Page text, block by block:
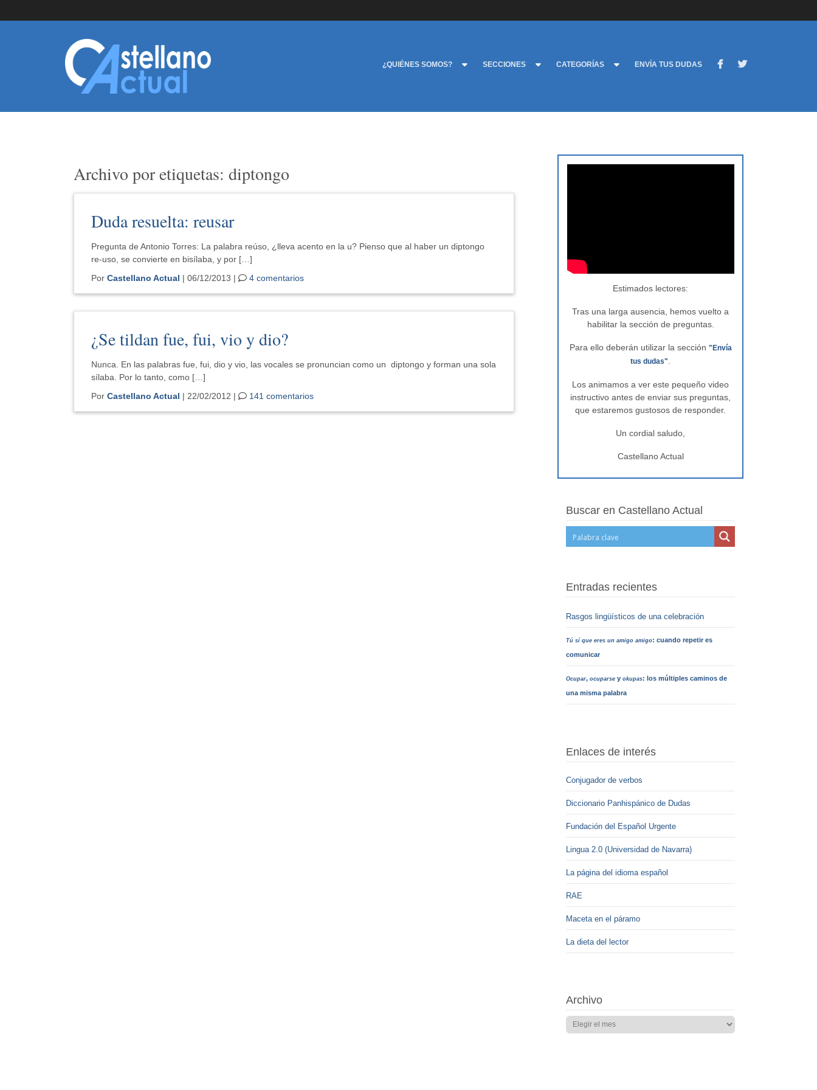
¿QUIÉNES SOMOS? SECCIONES CATEGORÍAS ENVÍA TUS DUDAS
Archivo por etiquetas: diptongo
Duda resuelta: reusar
Pregunta de Antonio Torres: La palabra reúso, ¿lleva acento en la u? Pienso que al haber un diptongo
re-uso, se convierte en bisílaba, y por […]
Por Castellano Actual | 06/12/2013 | 4 comentarios
¿Se tildan fue, fui, vio y dio?
Nunca. En las palabras fue, fui, dio y vio, las vocales se pronuncian como un diptongo y forman una sola
sílaba. Por lo tanto, como […]
Por Castellano Actual | 22/02/2012 | 141 comentarios
Estimados lectores:
Tras una larga ausencia, hemos vuelto a
habilitar la sección de preguntas.
Para ello deberán utilizar la sección "Envía
tus dudas"
Los animamos a ver este pequeño video
instructivo antes de enviar sus preguntas,
que estaremos gustosos de responder.
Un cordial saludo,
Castellano Actual
Buscar en Castellano Actual
Entradas recientes
Rasgos lingüísticos de una celebración
Tú sí que eres un amigo amigo: cuando repetir es
comunicar
Ocupar, ocuparsey okupas: los múltiples caminos de
una misma palabra
Enlaces de interés
Conjugador de verbos
Diccionario Panhispánico de Dudas
Fundación del Español Urgente
Lingua 2.0 (Universidad de Navarra)
La página del idioma español
RAE
Maceta en el páramo
La dieta del lector
Archivo